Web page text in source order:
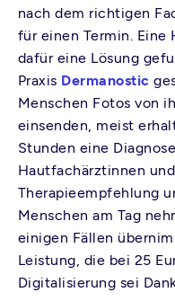
nach dem richtigen
für einen Termin. Eine
dafür eine Lösung
Praxis Dermanostic
Menschen Fotos von
einsenden, meist
Stunden eine
Hautfachärztinnen
Therapieempfehlung
Menschen am Tag
einigen Fällen
Leistung, die bei 25
Digitalisierung sei